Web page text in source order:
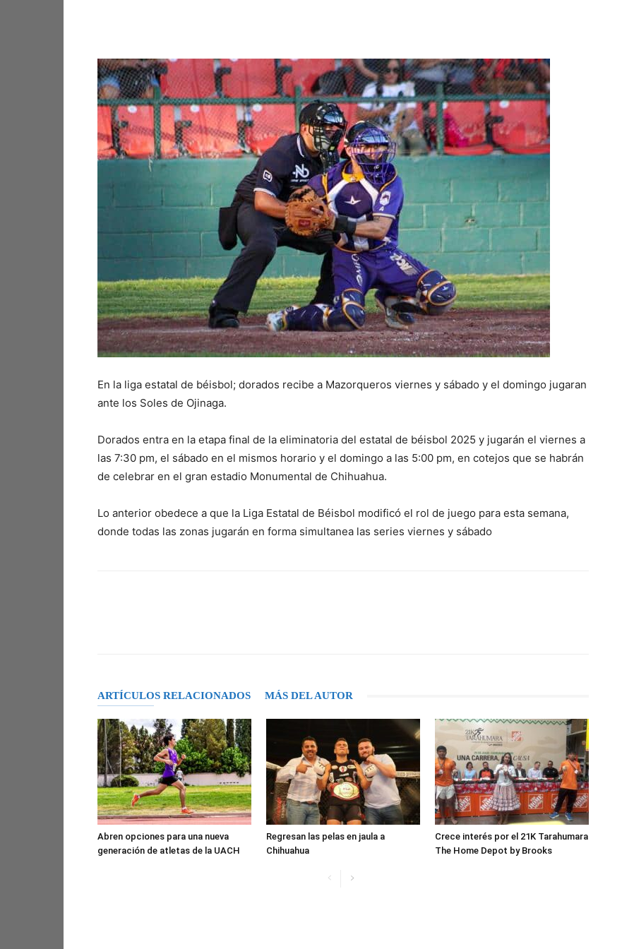
En la liga estatal de béisbol; dorados recibe a Mazorqueros viernes y sábado y el domingo jugaran
ante los Soles de Ojinaga.
Dorados entra en la etapa final de la eliminatoria del estatal de béisbol 2025 y jugarán el viernes a
las 7:30 pm, el sábado en el mismos horario y el domingo a las 5:00 pm, en cotejos que se habrán
de celebrar en el gran estadio Monumental de Chihuahua.
Lo anterior obedece a que la Liga Estatal de Béisbol modificó el rol de juego para esta semana,
donde todas las zonas jugarán en forma simultanea las series viernes y sábado
ARTÍCULOS RELACIONADOS MÁS DEL AUTOR
Abren opciones para una nueva
generación de atletas de la UACH
Regresan las pelas en jaula a
Chihuahua
Crece interés por el 21K Tarahumara
The Home Depot by Brooks